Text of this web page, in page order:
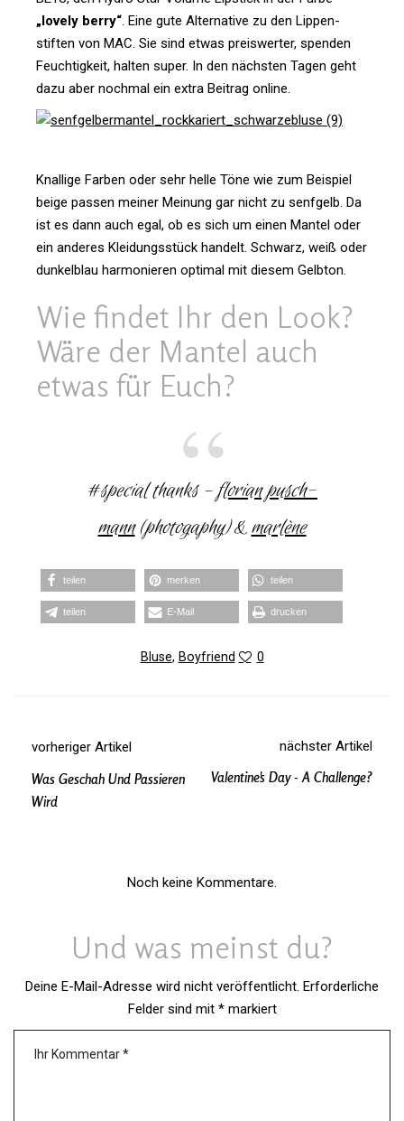
„lovely berry“. Eine gute Alter­na­tive zu den Lip­pen­
stiften von MAC. Sie sind etwas preis­werter, spenden
Feuch­tig­keit, halten super. In den nächsten Tagen geht
dazu aber nochmal ein extra Bei­trag online.
Knal­lige Farben oder sehr helle Töne wie zum Bei­spiel
beige passen meiner Mei­nung gar nicht zu senf­gelb. Da
ist es dann auch egal, ob es sich um einen Mantel oder
ein anderes Klei­dungs­stück han­delt. Schwarz, weiß oder
dun­kel­blau har­mo­nieren optimal mit diesem Gelbton.
Wie findet Ihr den Look?
Wäre der Mantel auch
etwas für Euch?
#spe­cial thanks –flo­rian pusch­
mann(pho­to­gaphy) &mar­lène
teilen merken teilen
teilen E‑Mail dru­cken
Bluse, Boyfriend 0
vorheriger Artikel
Was Geschah Und Passieren
Wird
nächster Artikel
Valentine's Day - A Challenge?
Noch keine Kommentare.
Und was meinst du?
Deine E-Mail-Adresse wird nicht veröffentlicht. Erforderliche
Felder sind mit *markiert